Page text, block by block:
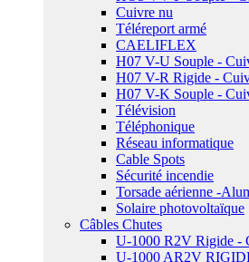
Cuivre nu
Téléreport armé
CAELIFLEX
H07 V-U Souple -
H07 V-R Rigide -
H07 V-K Souple -
Télévision
Téléphonique
Réseau informatique
Cable Spots
Sécurité incendie
Torsade aérienne -
Solaire photovoltaïque
Câbles Chutes
U-1000 R2V Rigide -
U-1000 AR2V